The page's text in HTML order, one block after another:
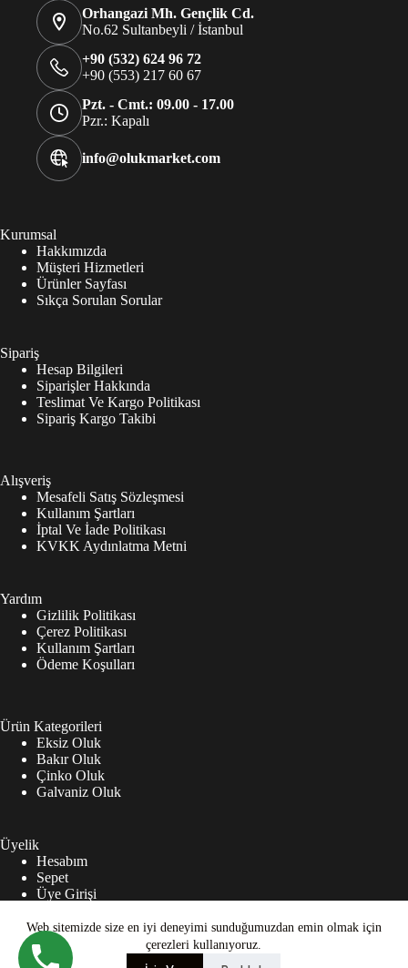
Web sitemizde size en iyi deneyimi sunduğumuzdan emin olmak için
çerezleri kullanıyoruz.
Orhangazi Mh. Gençlik Cd.
No.62 Sultanbeyli / İstanbul
+90 (532) 624 96 72
+90 (553) 217 60 67
Pzt. - Cmt.: 09.00 - 17.00
Pzr.: Kapalı
info@olukmarket.com
Kurumsal
Hakkımızda
Müşteri Hizmetleri
Ürünler Sayfası
Sıkça Sorulan Sorular
Sipariş
Hesap Bilgileri
Siparişler Hakkında
Teslimat Ve Kargo Politikası
Sipariş Kargo Takibi
Alışveriş
Mesafeli Satış Sözleşmesi
Kullanım Şartları
İptal Ve İade Politikası
KVKK Aydınlatma Metni
Yardım
Gizlilik Politikası
Çerez Politikası
Kullanım Şartları
Ödeme Koşulları
Ürün Kategorileri
Eksiz Oluk
Bakır Oluk
Çinko Oluk
Galvaniz Oluk
Üyelik
Hesabım
Sepet
Üye Girişi
© 2024 olukmarket.com - Tüm hakları saklıdır